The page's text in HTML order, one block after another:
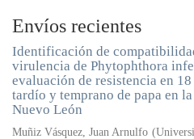
Envíos recientes
Identificación de
virulencia de Phytophthora
evaluación de resistencia en
tardío y temprano de papa en
Nuevo León
Muñiz Vásquez, Juan Arnulfo (